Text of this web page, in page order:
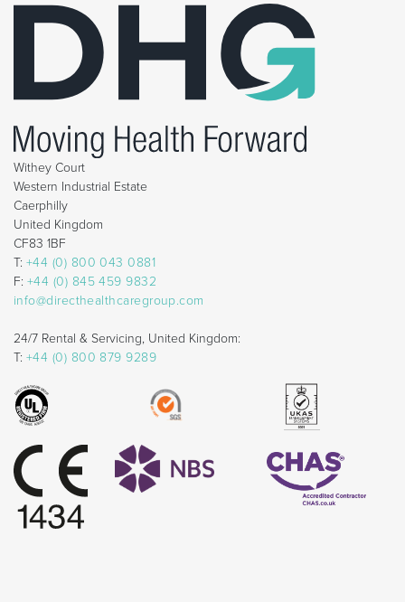
Withey Court
Western Industrial Estate
Caerphilly
United Kingdom
CF83 1BF
T: +44 (0) 800 043 0881
F: +44 (0) 845 459 9832
info@directhealthcaregroup.com
24/7 Rental & Servicing, United Kingdom:
T: +44 (0) 800 879 9289